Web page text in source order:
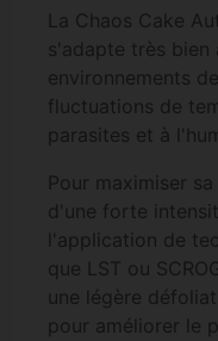
La Chaos Cake
s'adapte très bien
environnements
fluctuations de
parasites et à
Pour maximiser
d'une forte
l'application de
que LST ou
une légère
pour améliorer le